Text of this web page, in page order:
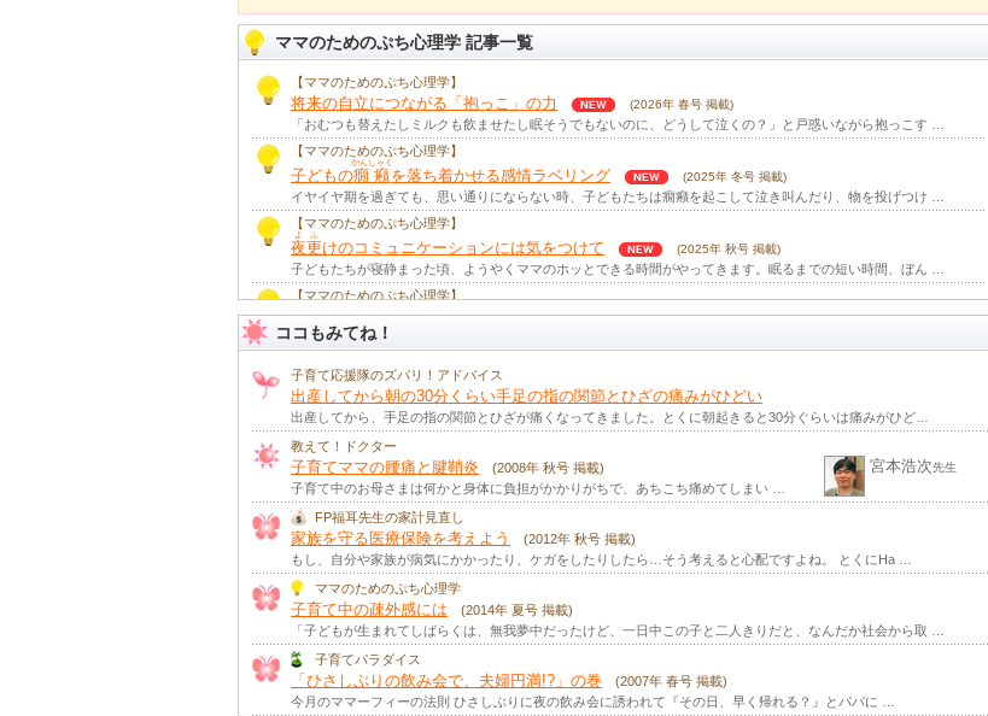
ママのためのぷち心理学 記事一覧
【ママのためのぷち心理学】
将来の自立につながる「抱っこ」の力 (2026年 春号 掲載)
【ママのためのぷち心理学】
子どもの癇癪
かんしゃく
を落ち着かせる感情ラベリング (2025年 冬号 掲載)
【ママのためのぷち心理学】
夜
よ
更
ふ
けのコミュニケーションには気をつけて (2025年 秋号 掲載)
【ママのためのぷち心理学】
パパ家事がママに喜ばれるためには (2025年 夏号 掲載)
遠回しな頼み方が通じない時には (2025年 春号 掲載)
【ママのためのぷち心理学】
音楽で素早く心を整える
現代のような刺激の多い環境の中で暮らしていると、子育て中のママやパパも、何かとストレスを感じる場 …
【ママのためのぷち心理学】
パパへのアタッチメント
【ママのためのぷち心理学】
ファーストメモリーを彩(いろど)る言葉
【ママのためのぷち心理学】
見立て遊びと創造性見立て遊びと創造性
【ママのためのぷち心理学】
ココもみてね！
子育て応援隊のズバリ！アドバイス
出産してから朝の30分くらい手足の指の関節とひざの痛みがひどい
出産してから、手足の指の関節とひざが痛くなってきました。とくに朝起きると30分ぐらいは痛みがひど…
教えて！ドクター
子育てママの腰痛と腱鞘炎
(2008年 秋号 掲載)
子育て中のお母さまは何かと身体に負担がかかりがちで、あちこち痛めてしまい …
宮本浩次先生
FP福耳先生の家計見直し
家族を守る医療保険を考えよう
(2012年 秋号 掲載)
もし、自分や家族が病気にかかったり、ケガをしたりしたら…そう考えると心配ですよね。 とくにHa …
ママのためのぷち心理学
子育て中の疎外感には
(2014年 夏号 掲載)
「子どもが生まれてしばらくは、無我夢中だったけど、一日中この子と二人きりだと、なんだか社会から取 …
子育てパラダイス
「ひさしぶりの飲み会で、夫婦円満!?」の巻
(2007年 春号 掲載)
今月のママーフィーの法則 ひさしぶりに夜の飲み会に誘われて『その日、早く帰れる？』とパパに …